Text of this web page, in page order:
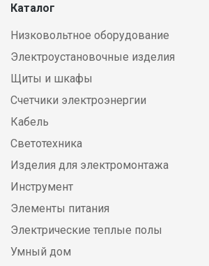
Каталог
Низковольтное оборудование
Электроустановочные изделия
Щиты и шкафы
Счетчики электроэнергии
Кабель
Светотехника
Изделия для электромонтажа
Инструмент
Элементы питания
Электрические теплые полы
Умный дом